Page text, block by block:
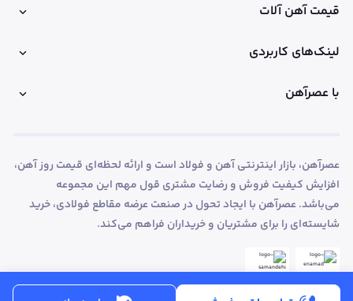
قیمت آهن آلات
لینک‌های کاربردی
با عصرآهن
عصرآهن، بازار اینترنتی آهن و فولاد است و ارائه لحظه‌ای قیمت روز آهن،
افزایش کیفیت فروش و رضایت مشتری قول مهم این مجموعه
می‌باشد. عصرآهن با ایجاد تحول در صنعت عرضه مقاطع فولادی، خرید
شایسته‌ای را برای مشتریان و خریداران فراهم می‌کند.